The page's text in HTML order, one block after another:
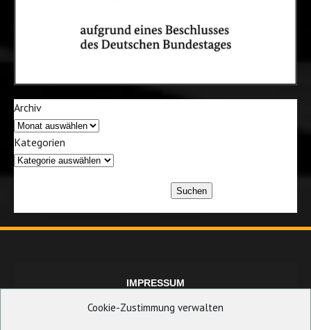
Cookie-Zustimmung verwalten
Archiv
Kategorien
Suchen
IMPRESSUM